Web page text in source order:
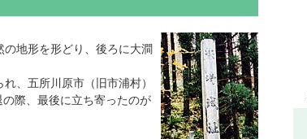
地形を形どり、後ろに大澗
、五所川原市（旧市浦村）
際、最後に立ち寄ったのが